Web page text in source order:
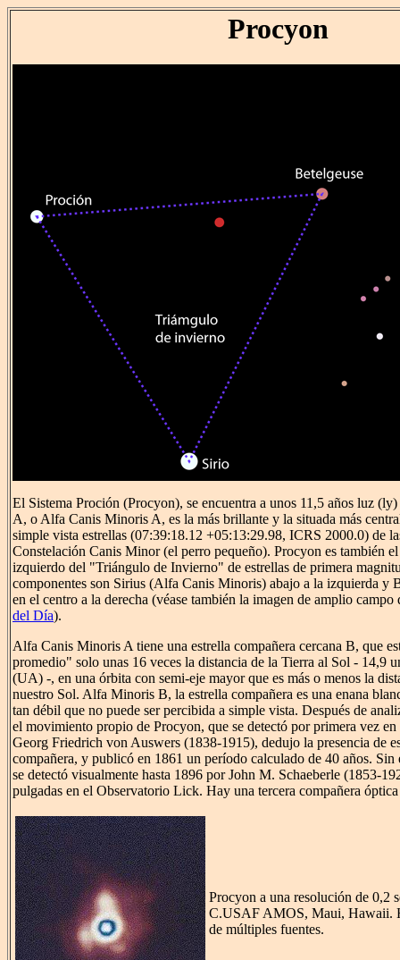
Procyon
El Sistema Proción (Procyon), se encuentra a unos 11,5 años luz
A, o Alfa Canis Minoris A, es la más brillante y la situada más
simple vista estrellas (07:39:18.12 +05:13:29.98, ICRS 2000.0) de
Constelación Canis Minor (el perro pequeño). Procyon es también
izquierdo del "Triángulo de Invierno" de estrellas de primera
componentes son Sirius (Alfa Canis Minoris) abajo a la izquierda y
en el centro a la derecha (véase también la imagen de amplio campo
del Día).
Alfa Canis Minoris A tiene una estrella compañera cercana B, que
promedio" solo unas 16 veces la distancia de la Tierra al Sol - 14,9
(UA) -, en una órbita con semi-eje mayor que es más o menos la
nuestro Sol. Alfa Minoris B, la estrella compañera es una enana
tan débil que no puede ser percibida a simple vista. Después de
el movimiento propio de Procyon, que se detectó por primera vez
Georg Friedrich von Auswers (1838-1915), dedujo la presencia de
compañera, y publicó en 1861 un período calculado de 40 años.
se detectó visualmente hasta 1896 por John M. Schaeberle (1853-
pulgadas en el Observatorio Lick. Hay una tercera compañera
Procyon a una resolución de 0,2
C.USAF AMOS, Maui, Hawaii.
de múltiples fuentes.